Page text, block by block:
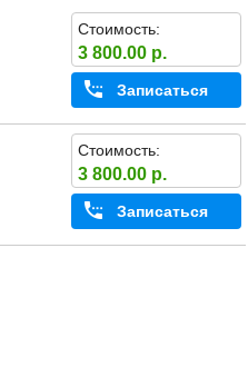
Стоимость:
3 800.00 р.
Записаться
Стоимость:
3 800.00 р.
Записаться